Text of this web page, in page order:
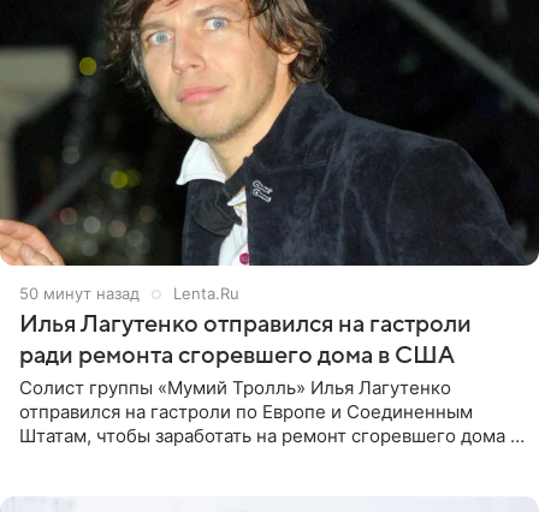
50 минут назад Lenta.Ru
Илья Лагутенко отправился на гастроли
ради ремонта сгоревшего дома в США
Солист группы «Мумий Тролль» Илья Лагутенко
отправился на гастроли по Европе и Соединенным
Штатам, чтобы заработать на ремонт сгоревшего дома в